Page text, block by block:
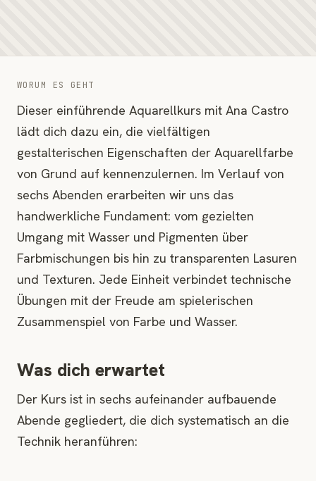
WORUM ES GEHT
Dieser einführende Aquarellkurs mit Ana Castro
lädt dich dazu ein, die vielfältigen
gestalterischen Eigenschaften der Aquarellfarbe
von Grund auf kennenzulernen. Im Verlauf von
sechs Abenden erarbeiten wir uns das
handwerkliche Fundament: vom gezielten
Umgang mit Wasser und Pigmenten über
Farbmischungen bis hin zu transparenten Lasuren
und Texturen. Jede Einheit verbindet technische
Übungen mit der Freude am spielerischen
Zusammenspiel von Farbe und Wasser.
Was dich erwartet
Der Kurs ist in sechs aufeinander aufbauende
Abende gegliedert, die dich systematisch an die
Technik heranführen: